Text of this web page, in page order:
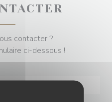
contacter ?
ci-dessous !